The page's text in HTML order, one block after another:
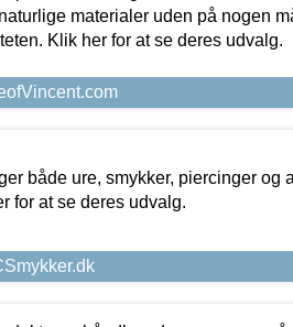
materialer uden på nogen
Klik her for at se deres udvalg.
både ure, smykker, piercinger og
for at se deres udvalg.